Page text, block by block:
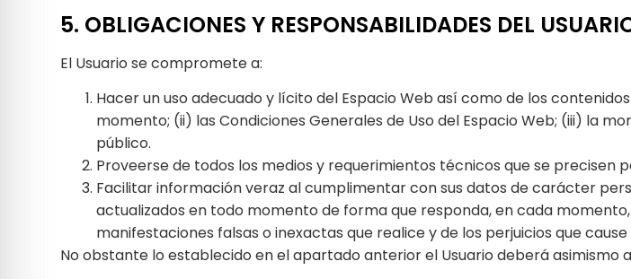
5. OBLIGACIONES Y RESPONSABILIDADES DEL
El Usuario se compromete a:
Hacer un uso adecuado y lícito del Espacio Web así como de los
momento; (ii) las Condiciones Generales de Uso del Espacio Web; (iii) la
público.
Proveerse de todos los medios y requerimientos técnicos que se precisen
Facilitar información veraz al cumplimentar con sus datos de carácter
actualizados en todo momento de forma que responda, en cada
manifestaciones falsas o inexactas que realice y de los perjuicios que
No obstante lo establecido en el apartado anterior el Usuario deberá asimismo